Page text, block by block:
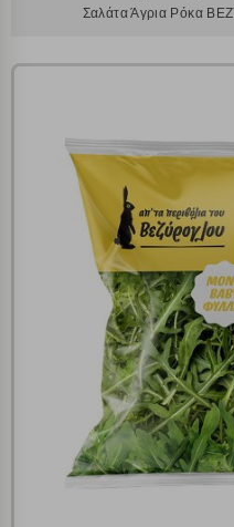
Σαλάτα Άγρια Ρόκα
Πολλαπλή
Χρησιμοποιήστε τη
προϊόντων.